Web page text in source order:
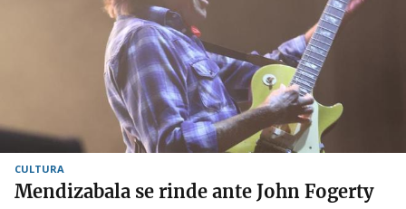
CULTURA
Mendizabala se rinde ante John Fogerty